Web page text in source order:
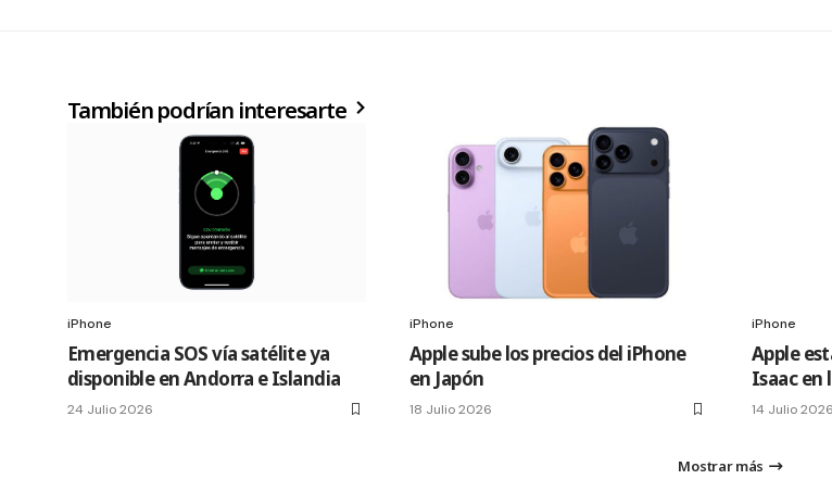
También podrían interesarte
iPhone
Emergencia SOS vía satélite ya
disponible en Andorra e Islandia
24 Julio 2026
iPhone
Apple sube los precios del iPhone
en Japón
18 Julio 2026
iPhone
Apple
Isaac en
14 Julio 2026
Mostrar más